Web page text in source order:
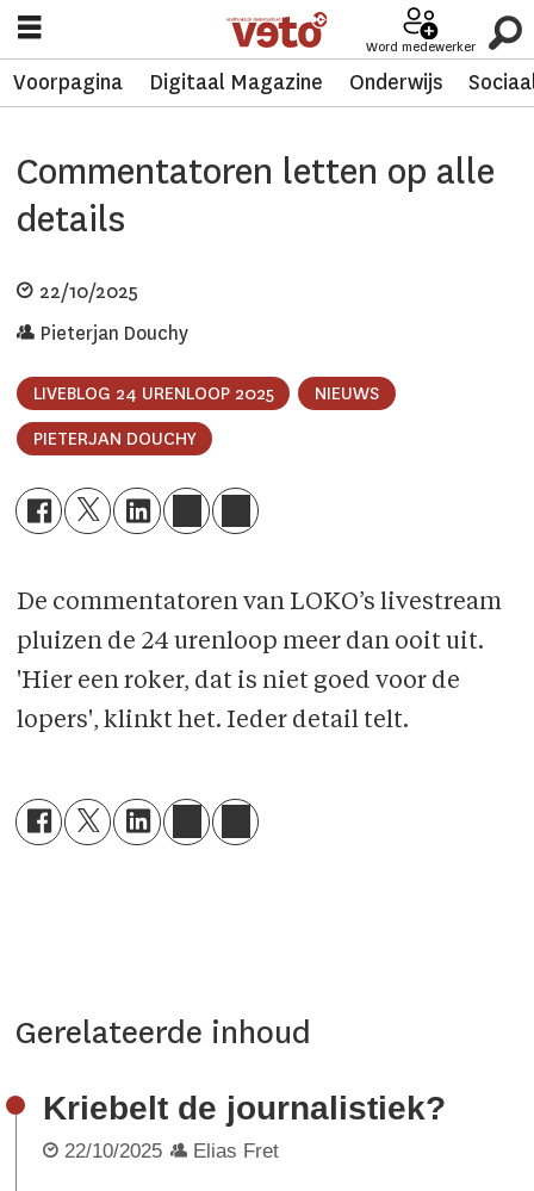
Word medewerker
Voorpagina Digitaal Magazine Onderwijs
Commentatoren letten op alle
details
22/10/2025
Pieterjan Douchy
LIVEBLOG 24 URENLOOP 2025
NIEUWS
PIETERJAN DOUCHY
De commentatoren van LOKO’s livestream
pluizen de 24 urenloop meer dan ooit uit.
'Hier een roker, dat is niet goed voor de
lopers', klinkt het. Ieder detail telt.
Gerelateerde inhoud
Kriebelt de journalistiek?
22/10/2025 Elias Fret